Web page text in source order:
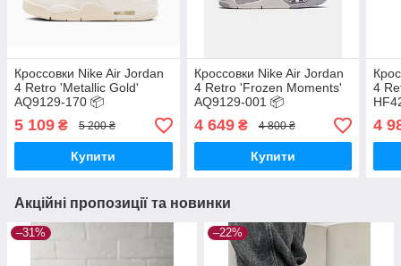
Кроссовки Nike Air Jordan
4 Retro 'Metallic Gold'
AQ9129-170 📦
5 109 ₴ 5 200 ₴
Купити
Кроссовки Nike Air Jordan
4 Retro 'Frozen Moments'
AQ9129-001 📦
4 649₴ 4 800 ₴
Купити
4
4
Акційні пропозиції та новинки
–31% –22%